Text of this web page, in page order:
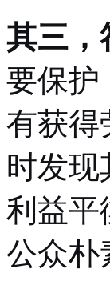
其三，
要保护
有获得
时发
利益平
公众朴